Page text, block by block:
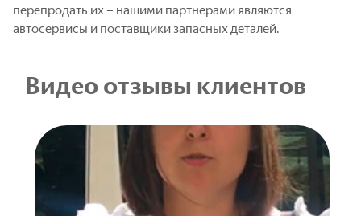
перепродать их – нашими партнерами являются
автосервисы и поставщики запасных деталей.
Видео отзывы клиентов